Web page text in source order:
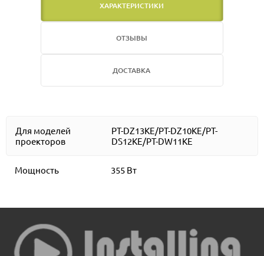
ХАРАКТЕРИСТИКИ
ОТЗЫВЫ
ДОСТАВКА
Для моделей
проекторов
PT-DZ13KE/PT-DZ10KE/PT-
DS12KE/PT-DW11KE
Мощность 355 Вт